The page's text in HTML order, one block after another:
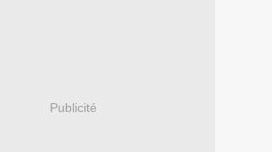
Publicité